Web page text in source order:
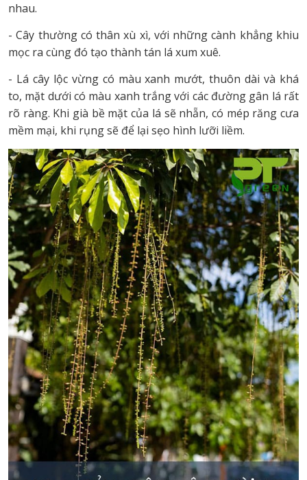
nhau.
- Cây thường có thân xù xì, với những cành khẳng khiu
mọc ra cùng đó tạo thành tán lá xum xuê.
- Lá cây lộc vừng có màu xanh mướt, thuôn dài và khá
to, mặt dưới có màu xanh trắng với các đường gân lá rất
rõ ràng. Khi già bề mặt của lá sẽ nhẵn, có mép răng cưa
mềm mại, khi rụng sẽ để lại sẹo hình lưỡi liềm.